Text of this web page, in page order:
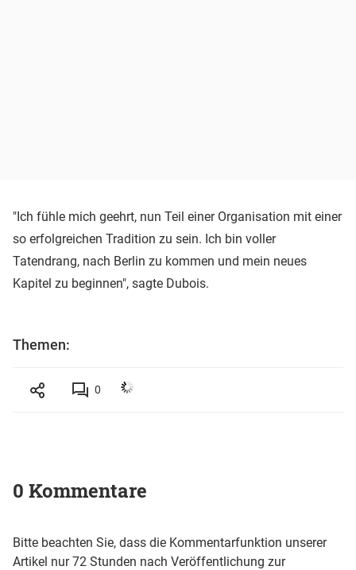
"Ich fühle mich geehrt, nun Teil einer Organisation mit einer
so erfolgreichen Tradition zu sein. Ich bin voller
Tatendrang, nach Berlin zu kommen und mein neues
Kapitel zu beginnen", sagte Dubois.
Themen:
0
0 Kommentare
Bitte beachten Sie, dass die Kommentarfunktion unserer
Artikel nur 72 Stunden nach Veröffentlichung zur